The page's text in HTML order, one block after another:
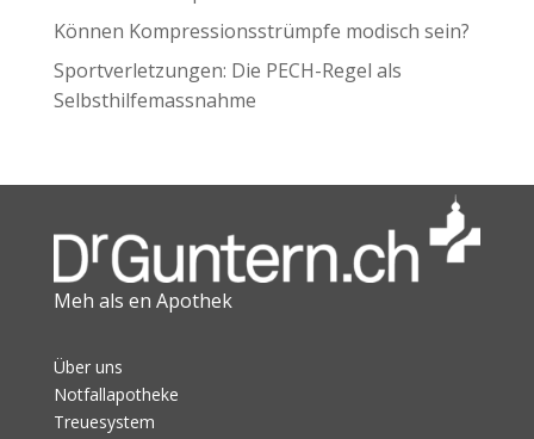
Können Kompressionsstrümpfe modisch sein?
Sportverletzungen: Die PECH-Regel als
Selbsthilfemassnahme
Meh als en Apothek
Über uns
Notfallapotheke
Treuesystem